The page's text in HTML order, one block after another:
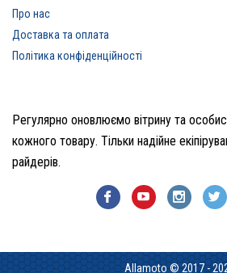
Про нас
Доставка та оплата
Політика конфіденційності
Регулярно оновлюємо вітрину та
кожного товару. Тільки надійне
райдерів.
Allamoto © 2017 -